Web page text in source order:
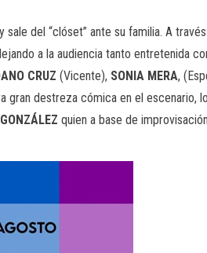
del “clóset” ante su familia. A
a la audiencia tanto entretenida
CRUZ (Vicente), SONIA MERA,
destreza cómica en el
quien a base de